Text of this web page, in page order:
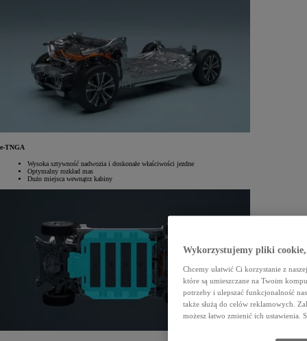
e-TNGA
Wysoka sztywność nadwozia i doskonałe właściwości jezdne
Optymalny rozkład mas
Dużo miejsca wewnątrz kabiny
Wykorzystujemy pliki
Chcemy ułatwić Ci korzystanie z
które są umieszczane na Twoim
potrzeby i ulepszać funkcjonalność
także służą do celów reklamowych.
możesz łatwo zmienić ich ustawienia.